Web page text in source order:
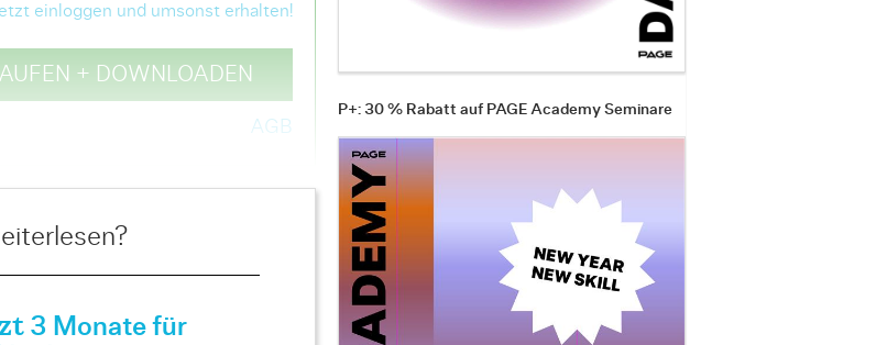
einloggen und umsonst erhalten!
+ DOWNLOADEN
AGB
3 Monate für
P+: 30 % Rabatt auf PAGE Academy Seminare